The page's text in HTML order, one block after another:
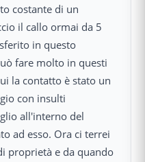
costante di un
il callo ormai da 5
in questo
fare molto in questi
la contatto è stato un
con insulti
all'interno del
ad esso. Ora ci terrei
proprietà e da quando